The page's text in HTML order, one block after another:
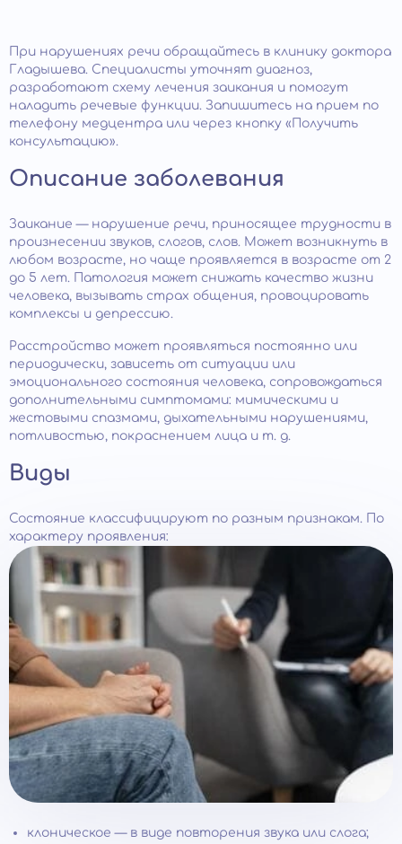
При нарушениях речи обращайтесь в клинику доктора
Гладышева. Специалисты уточнят диагноз,
разработают схему лечения заикания и помогут
наладить речевые функции. Запишитесь на прием по
телефону медцентра или через кнопку «Получить
консультацию».
Описание заболевания
Заикание — нарушение речи, приносящее трудности в
произнесении звуков, слогов, слов. Может возникнуть в
любом возрасте, но чаще проявляется в возрасте от 2
до 5 лет. Патология может снижать качество жизни
человека, вызывать страх общения, провоцировать
комплексы и депрессию.
Расстройство может проявляться постоянно или
периодически, зависеть от ситуации или
эмоционального состояния человека, сопровождаться
дополнительными симптомами: мимическими и
жестовыми спазмами, дыхательными нарушениями,
потливостью, покраснением лица и т. д.
Виды
Состояние классифицируют по разным признакам. По
характеру проявления:
клоническое — в виде повторения звука или слога;